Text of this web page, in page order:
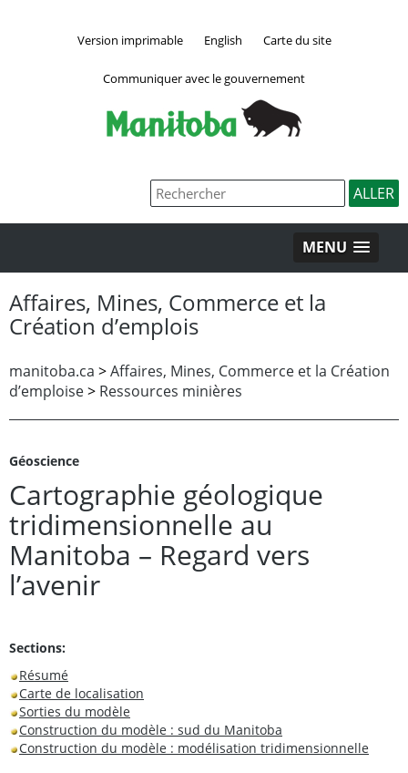
Version imprimable English Carte du site
Communiquer avec le gouvernement
MENU
Affaires, Mines, Commerce et la
Création d’emplois
manitoba.ca >Affaires, Mines, Commerce et la Création
d’emploise> Ressources minières
Géoscience
Cartographie géologique
tridimensionnelle au
Manitoba – Regard vers
l’avenir
Sections:
Résumé
Carte de localisation
Sorties du modèle
Construction du modèle : sud du Manitoba
Construction du modèle : modélisation tridimensionnelle